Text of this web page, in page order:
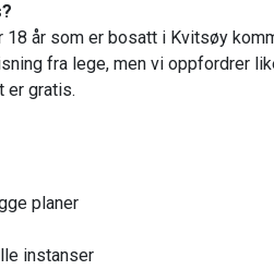
år som er bosatt i Kvitsøy
fra lege, men vi oppfordrer
er gratis.
planer
instanser